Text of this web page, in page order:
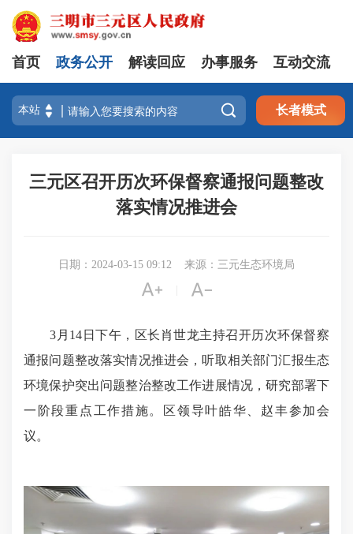
首页 政务公开 解读回应 办事服务 互动交流
 长者模式
三元区召开历次环保督察通报问题整改
落实情况推进会
日期：2024-03-15 09:12 来源：三元生态环境局
 
3月14日下午，区长肖世龙主持召开历次环保督察
通报问题整改落实情况推进会，听取相关部门汇报生态
环境保护突出问题整治整改工作进展情况，研究部署下
一阶段重点工作措施。区领导叶皓华、赵丰参加会
议。